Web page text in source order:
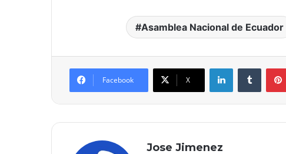
Asamblea Nacional de Ecuador
Facebook X
LinkedInTumblr
Jose Jimenez